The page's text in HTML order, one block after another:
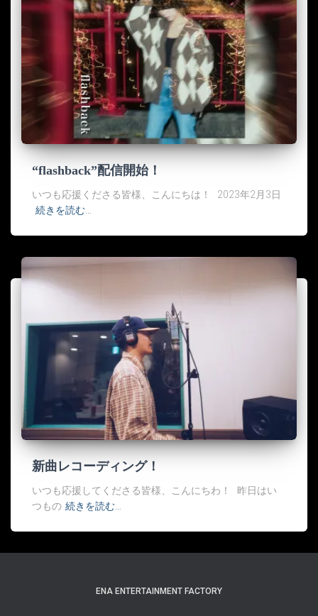
“flashback”配信開始！
いつも応援くださる皆様、こんにちは！ 2023年2月3日
続きを読む…
新曲レコーディング！
いつも応援してくださる皆様、こんにちわ！ 昨日はい
つもの 続きを読む…
ENA ENTERTAINMENT FACTORY